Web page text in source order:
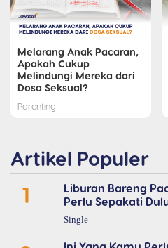
Melarang Anak Pacaran,
Apakah Cukup
Melindungi Mereka dari
Dosa Seksual?
Parenting
Artikel Populer
1
Liburan Bareng
Perlu Sepakati
Single